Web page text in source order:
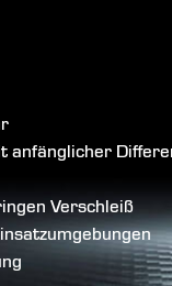
Verschleiß